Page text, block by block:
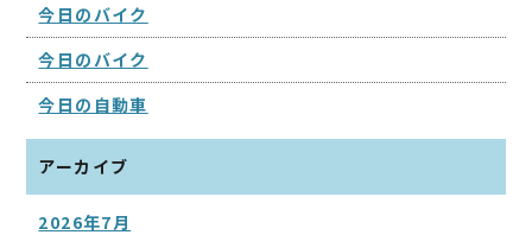
今日のバイク
今日のバイク
今日の自動車
アーカイブ
2026年7月